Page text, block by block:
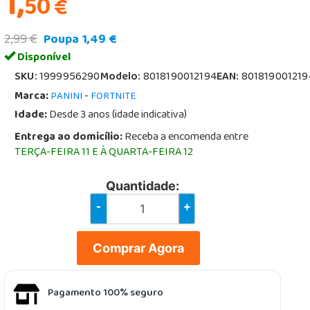
50€
2,99 € Poupa 1,49 €
Disponível
SKU:1999956290Modelo:8018190012194EAN:
Marca:PANINI-FORTNITE
Idade:Desde 3 anos (idade indicativa)
Entrega ao domicílio:Receba a encomenda entre
TERÇA-FEIRA 11 E À QUARTA-FEIRA 12
Quantidade:
- +
Comprar Agora
Pagamento 100% seguro